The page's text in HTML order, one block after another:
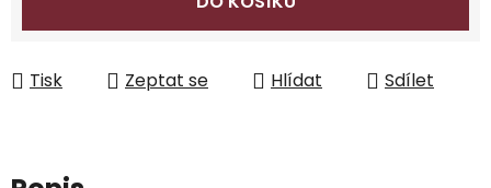
Tisk Zeptat se Hlídat Sdílet